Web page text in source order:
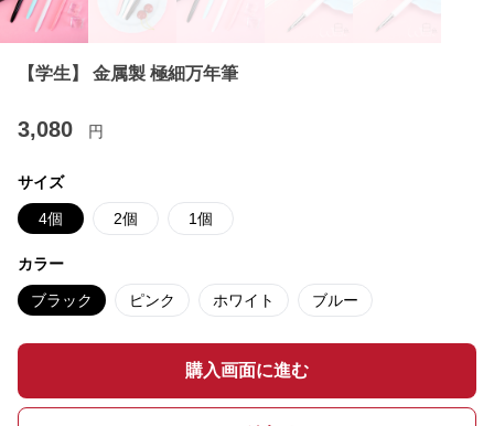
【学生】 金属製 極細万年筆
3,080 円
サイズ
4個 2個 1個
カラー
ブラック ピンク ホワイト ブルー
購入画面に進む